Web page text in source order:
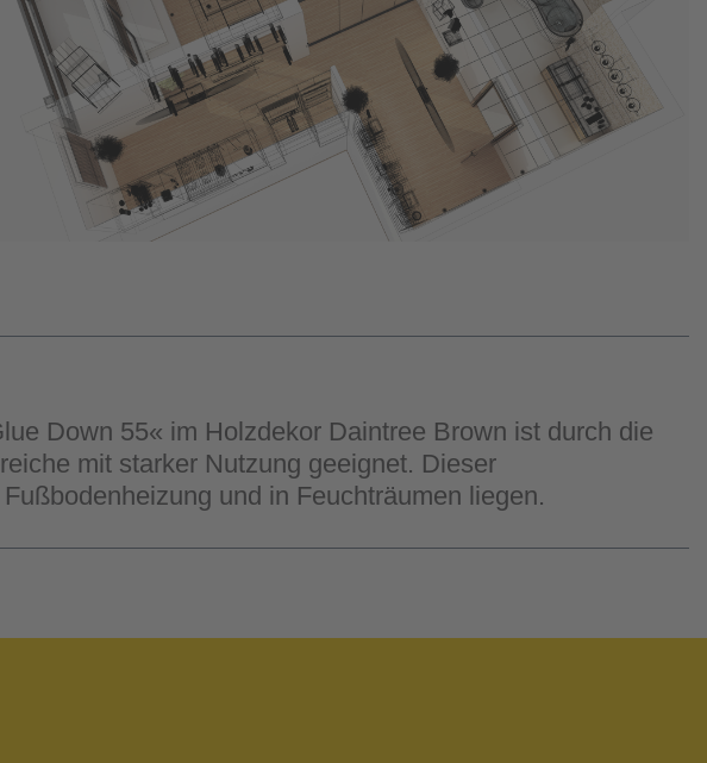
Down 55« im Holzdekor Daintree Brown ist durch die
mit starker Nutzung geeignet. Dieser
und in Feuchträumen liegen.